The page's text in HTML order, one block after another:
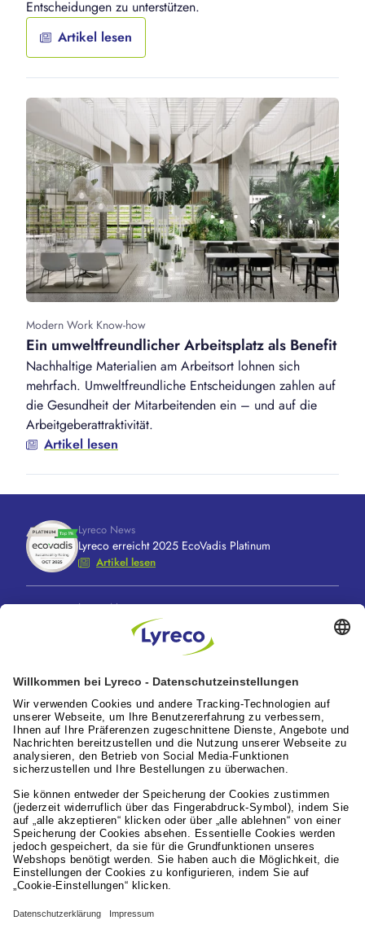
Entscheidungen zu unterstützen.
Artikel lesen
Modern Work Know-how
Ein umweltfreundlicher Arbeitsplatz als Benefit
Nachhaltige Materialien am Arbeitsort lohnen sich
mehrfach. Umweltfreundliche Entscheidungen zahlen auf
die Gesundheit der Mitarbeitenden ein – und auf die
Arbeitgeberattraktivität.
Artikel lesen
Lyreco News
Lyreco erreicht 2025 EcoVadis Platinum
Artikel lesen
Lyreco News
Lyreco feiert 100 Jahre “A Great Working Day.
Delivered."
Lyreco News
Lyreco Partner Convention 2026: Zentraler
Branchentreff mit Zukunftskraft
Artikel lesen
Leistungen für die Arbeitswelt
Lyreco Deutschland